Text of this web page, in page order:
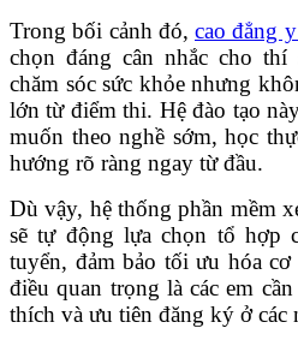
Trong bối cảnh đó, cao đẳng
chọn đáng cân nhắc cho
chăm sóc sức khỏe nhưng
lớn từ điểm thi. Hệ đào tạo
muốn theo nghề sớm, học
hướng rõ ràng ngay từ đầu.
Dù vậy, hệ thống phần mềm
sẽ tự động lựa chọn tổ hợp
tuyển, đảm bảo tối ưu hóa
điều quan trọng là các em
thích và ưu tiên đăng ký ở các